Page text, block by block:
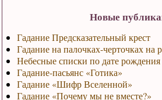
Новые
Гадание Предсказательный крест
Гадание на палочках-черточках на
Небесные списки по дате рождения
Гадание-пасьянс «Готика»
Гадание «Шифр Вселенной»
Гадание «Почему мы не вместе?»